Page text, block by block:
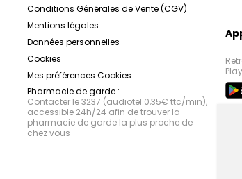
Conditions Générales de Vente (CGV)
Mentions légales
Données personnelles
Cookies
Mes préférences Cookies
Pharmacie de garde :
Contacter le 3237 (audiotel 0,35€ ttc/min),
accessible 24h/24 afin de trouver la
pharmacie de garde la plus proche de
chez vous